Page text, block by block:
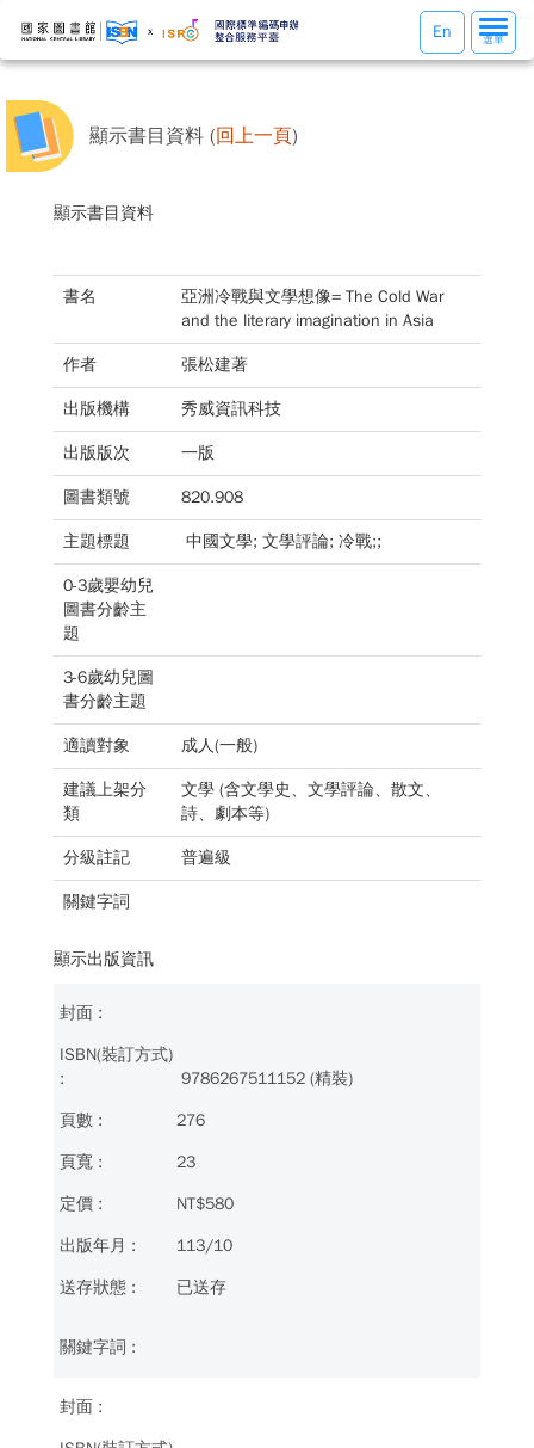
選
單
選單
En
顯示書目資料 (回上一頁)
顯示書目資料
書名
亞洲冷戰與文學想像= The Cold War
and the literary imagination in Asia
作者 張松建著
出版機構 秀威資訊科技
出版版次 一版
圖書類號 820.908
主題標題 中國文學; 文學評論; 冷戰;;
0-3歲嬰幼兒
圖書分齡主
題
3-6歲幼兒圖
書分齡主題
適讀對象 成人(一般)
建議上架分
類
文學 (含文學史、文學評論、散文、
詩、劇本等)
分級註記 普遍級
關鍵字詞
顯示出版資訊
9786267511152 (精裝)
276
23
NT$580
113/10
已送存